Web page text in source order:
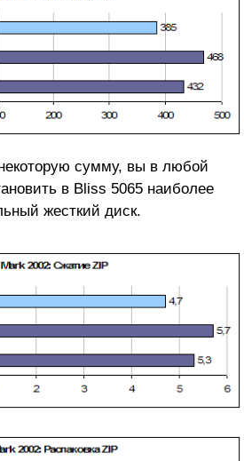
сумму, вы в любой
в Bliss 5065 наиболее
жесткий диск.